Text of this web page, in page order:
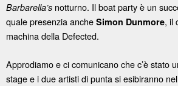
Barbarella’s notturno. Il boat party è un
quale presenzia anche Simon Dunmore, il
machina della Defected.
Approdiamo e ci comunicano che c’è stato
stage e i due artisti di punta si esibiranno